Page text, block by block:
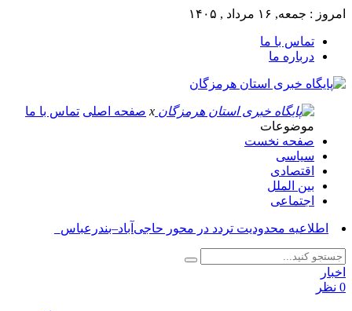
امروز : جمعه, ۱۶ مرداد , ۱۴۰۵
تماس با ما
درباره ما
x صفحه اصلی تماس با ما
موضوعات
صفحه نخست
سیاسی
اقتصادی
بین الملل
اجتماعی
اطلاعیه محدودیت تردد در محور حاجی‌آباد–بندرعباس_
اخبار
0 نظر